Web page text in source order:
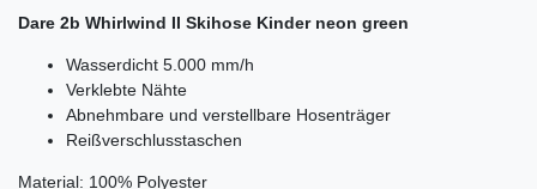
Dare 2b Whirlwind II Skihose Kinder neon green
Wasserdicht 5.000 mm/h
Verklebte Nähte
Abnehmbare und verstellbare Hosenträger
Reißverschlusstaschen
Material: 100% Polyester